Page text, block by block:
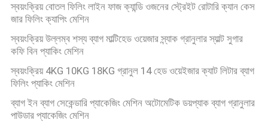
স্বয়ংক্রিয় বোতল ফিলিং লাইন ফাজ ক্যান্ডি ওজনের স্ট্রেইট রোটারি ক্যান কেস
জার ফিলিং ক্যাপিং মেশিন
স্বয়ংক্রিয় উল্লম্ব শস্য ব্যাগ মাল্টিহেড ওয়েজার স্ন্যাক গ্রানুলার স্যাল্ট সুগার
কফি বিন প্যাকিং মেশিন
স্বয়ংক্রিয় 4KG 10KG 18KG গ্রানুল 14 হেড ওয়েইজার ক্যাট লিটার ব্যাগ
ফিলিং প্যাকিং মেশিন
ব্যাগ ইন ব্যাগ সেকেন্ডারি প্যাকেজিং মেশিন অটোমেটিক ডয়প্যাক ব্যাগ গ্রানুলার
পাউডার প্যাকেজিং মেশিন